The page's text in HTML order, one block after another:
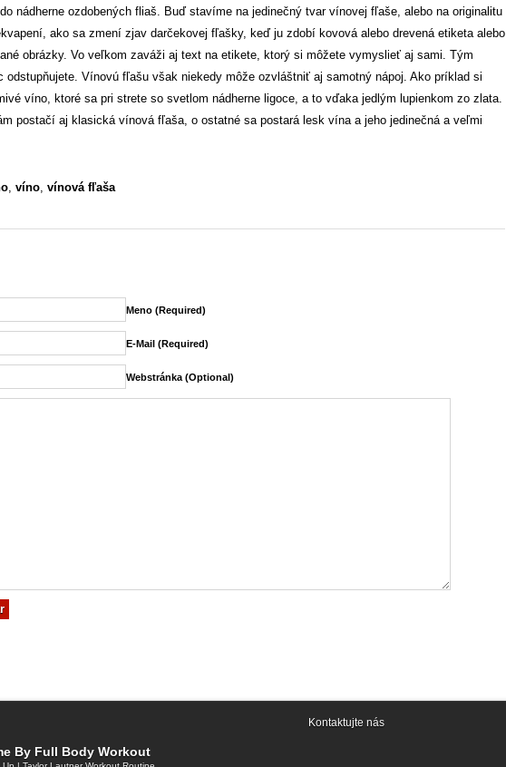
nádherne ozdobených fliaš. Buď stavíme na jedinečný tvar vínovej fľaše, alebo na originalitu
ako sa zmení zjav darčekovej fľašky, keď ju zdobí kovová alebo drevená etiketa alebo
obrázky. Vo veľkom zaváži aj text na etikete, ktorý si môžete vymyslieť aj sami. Tým
odstupňujete. Vínovú fľašu však niekedy môže ozvláštniť aj samotný nápoj. Ako príklad si
víno, ktoré sa pri strete so svetlom nádherne ligoce, a to vďaka jedlým lupienkom zo zlata.
postačí aj klasická vínová fľaša, o ostatné sa postará lesk vína a jeho jedinečná a veľmi
víno vínová fľaša
Meno (required)
E-Mail (required)
Webstránka (Optional)
Kontaktujte nás
By Full Body Workout